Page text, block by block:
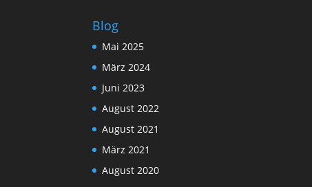
Blog
Mai 2025
März 2024
Juni 2023
August 2022
August 2021
März 2021
August 2020